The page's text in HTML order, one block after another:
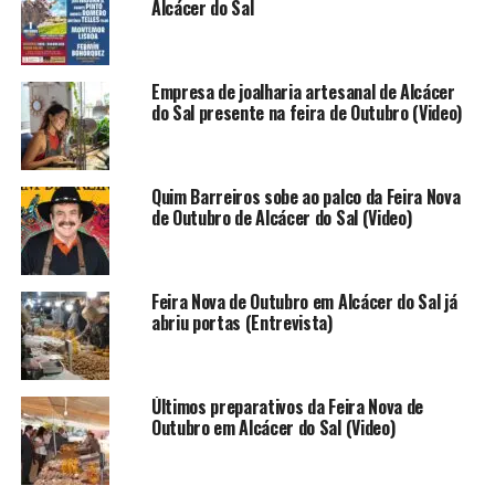
Alcácer do Sal
Empresa de joalharia artesanal de Alcácer
do Sal presente na feira de Outubro (Video)
Quim Barreiros sobe ao palco da Feira Nova
de Outubro de Alcácer do Sal (Video)
Feira Nova de Outubro em Alcácer do Sal já
abriu portas (Entrevista)
Últimos preparativos da Feira Nova de
Outubro em Alcácer do Sal (Video)